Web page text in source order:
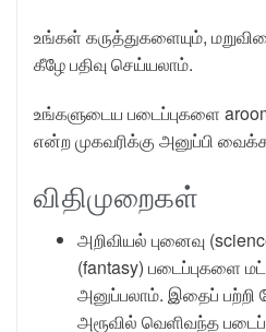
உங்கள் கருத்துகளையும்,
கீழே பதிவு செய்யலாம்.
உங்களுடைய படைப்புகளை
என்ற முகவரிக்கு அனுப்பி
விதிமுறைகள்
அறிவியல் புனைவு
(fantasy) படைப்புகளை
அனுப்பலாம். இதைப் பற்றி
அரூவில் வெளிவந்த